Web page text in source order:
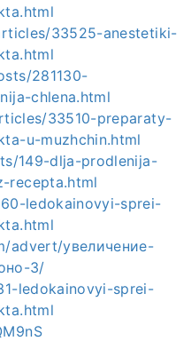
33525-anestetiki-
281130-
chlena.html
33510-preparaty-
u-muzhchin.html
149-dlja-prodlenija-
recepta.html
ledokainovyi-sprei-
advert/увеличение-
3/
ledokainovyi-sprei-